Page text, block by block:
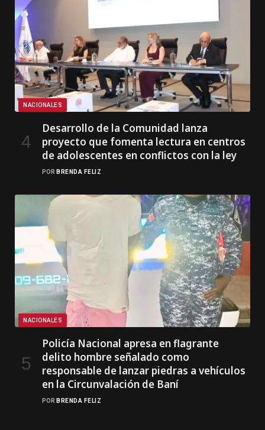
NACIONALES
Desarrollo de la Comunidad lanza
proyecto que fomenta lectura en centros
de adolescentes en conflictos con la ley
POR BRENDA FELIZ
NACIONALES
Policía Nacional apresa en flagrante
delito hombre señalado como
responsable de lanzar piedras a vehículos
en la Circunvalación de Baní
POR BRENDA FELIZ